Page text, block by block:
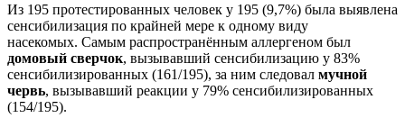
Из 195 протестированных человек у 195 (9,7%) была выявлена
сенсибилизация по крайней мере к одному виду
насекомых. Самым распространённым аллергеном был
домовый сверчок, вызывавший сенсибилизацию у 83%
сенсибилизированных (161/195), за ним следовал мучной
червь, вызывавший реакции у 79% сенсибилизированных
(154/195).